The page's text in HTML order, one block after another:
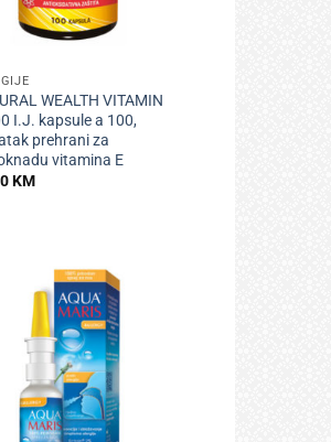
WEALTH VITAMIN
I.J. kapsule a 100,
prehrani za
vitamina E
KM